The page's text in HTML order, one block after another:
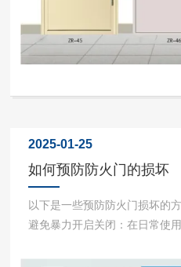
2025-01-25
如何预防防火门的损坏
以下是一些预防防火门损坏的
避免暴力开启关闭：在日常使
意不要让地毯、室内陈设物等